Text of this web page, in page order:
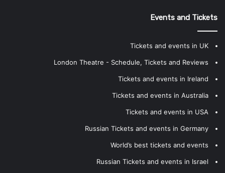
Events and Tickets
Tickets and events in UK
London Theatre - Schedule, Tickets and Reviews
Tickets and events in Ireland
Tickets and events in Australia
Tickets and events in USA
Russian Tickets and events in Germany
World’s best tickets and events
Russian Tickets and events in Israel